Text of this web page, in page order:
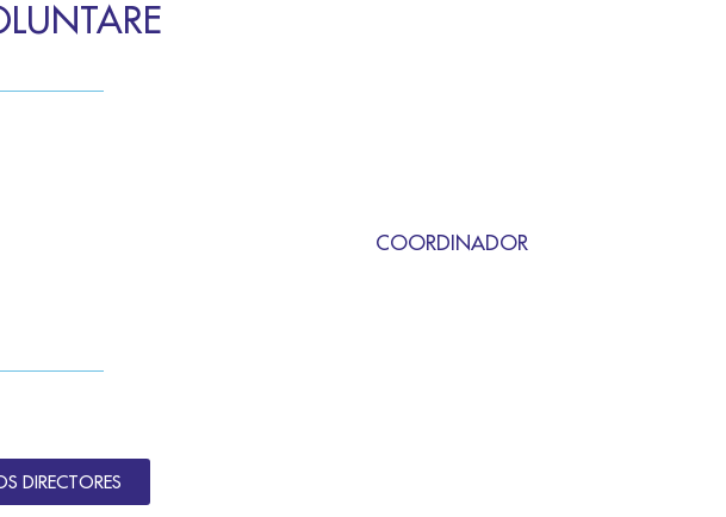
COORDINADOR
DIRECTORES